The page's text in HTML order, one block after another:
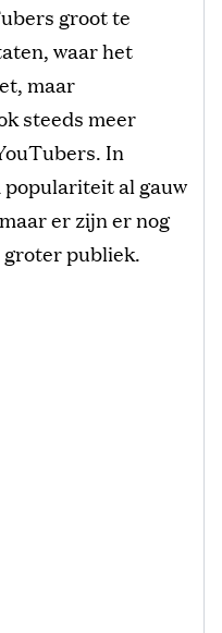
groot te
waar het
maar
steeds meer
In
populariteit al gauw
er zijn er nog
groter publiek.